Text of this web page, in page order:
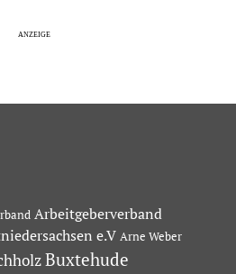
Arbeitgeberverband
e.V Arne Weber
Buxtehude